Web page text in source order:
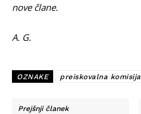
nove člane.
A. G.
OZNAKE preiskovalna komisija
Prejšnji članek